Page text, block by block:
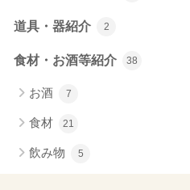
道具・器紹介 2
食材・お酒等紹介 38
お酒 7
食材 21
飲み物 5